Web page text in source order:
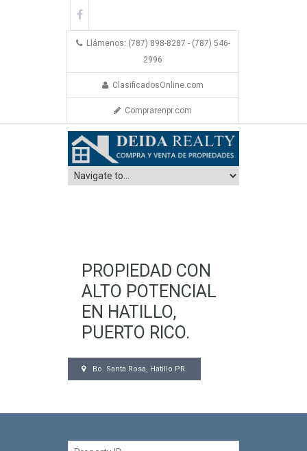
Llámenos: (787) 898-8287 - (787) 546-
2996
ClasificadosOnline.com
Comprarenpr.com
PROPIEDAD CON
ALTO POTENCIAL
EN HATILLO,
PUERTO RICO.
Bo. Santa Rosa, Hatillo PR.